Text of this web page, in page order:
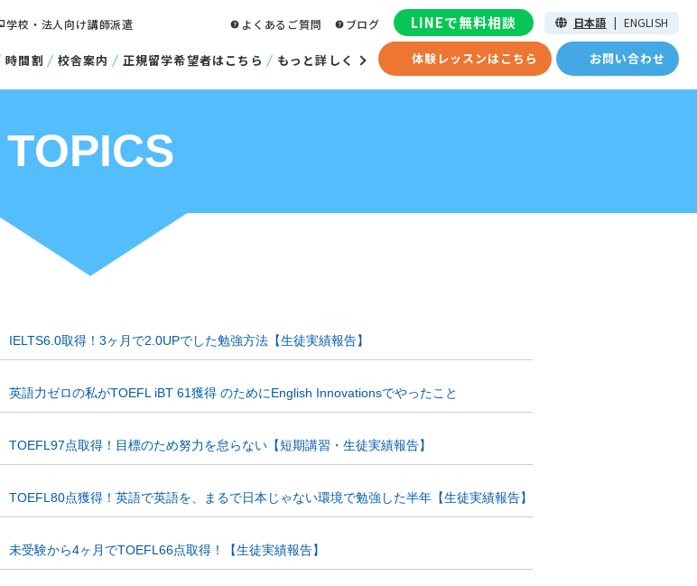
時間割 校舎案内 正規留学希望者はこちら もっと詳しく 体験レッスンはこちら お問い合わせ
学校・法人向け講師派遣 よくあるご質問 ブログ LINEで無料相談 日本語 | ENGLISH
TOPICS
IELTS6.0取得！3ヶ月で2.0UPでした勉強方法【生徒実績報告】
英語力ゼロの私がTOEFL iBT 61獲得 のためにEnglish Innovationsでやったこと
TOEFL97点取得！目標のため努力を怠らない【短期講習・生徒実績報告】
TOEFL80点獲得！英語で英語を、まるで日本じゃない環境で勉強した半年【生徒実績報告】
未受験から4ヶ月でTOEFL66点取得！【生徒実績報告】